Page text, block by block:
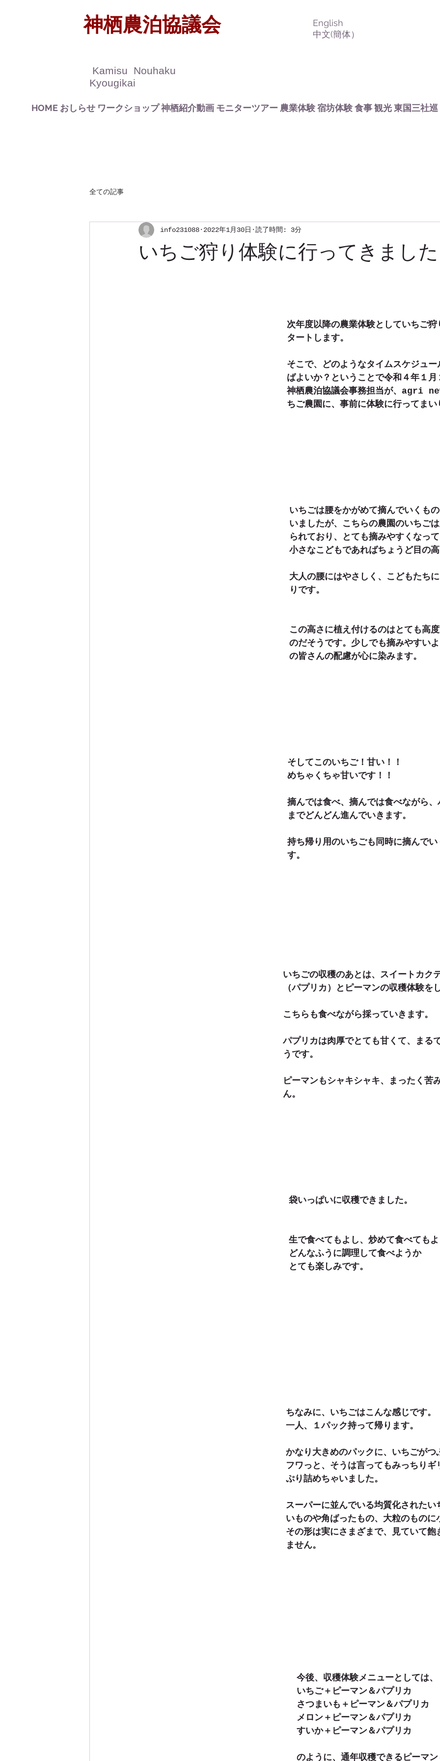
​神栖農泊協議会
English
​中文(簡体）
Kamisu Nouhaku
Kyougikai
HOME おしらせ ワークショップ神栖紹介動画 モニターツアー 農業体験宿坊体験食事観光東国三社巡
全ての記事
いちご狩り体験に行ってきまし
info231088 2022年1月30日 読了時間: 3分
次年度以降の農業体験としていちご
タートします。
そこで、どのようなタイムスケジュ
ばよいか？ということで令和４年１
神栖農泊協議会事務担当が、agri
ちご農園に、事前に体験に行ってまい
いちごは腰をかがめて摘んでいくも
いましたが、こちらの農園のいちご
られており、とても摘みやすくなっ
小さなこどもであればちょうど目の
大人の腰にはやさしく、こどもたち
りです。
この高さに植え付けるのはとても高
のだそうです。少しでも摘みやすい
の皆さんの配慮が心に染みます。
そしてこのいちご！甘い！！
めちゃくちゃ甘いです！！
摘んでは食べ、摘んでは食べながら
までどんどん進んでいきます。
持ち帰り用のいちごも同時に摘んで
す。
いちごの収穫のあとは、スイートカク
（パプリカ）とピーマンの収穫体験を
こちらも食べながら採っていきます。
パプリカは肉厚でとても甘くて、まる
うです。
ピーマンもシャキシャキ、まったく苦
ん。
袋いっぱいに収穫できました。
生で食べてもよし、炒めて食べても
どんなふうに調理して食べようか
とても楽しみです。
ちなみに、いちごはこんな感じです。
一人、１パック持って帰ります。
かなり大きめのパックに、いちごがつ
フワっと、そうは言ってもみっちりギ
ぷり詰めちゃいました。
スーパーに並んでいる均質化されたい
いものや角ばったもの、大粒のものに
その形は実にさまざまで、見ていて飽
ません。
今後、収穫体験メニューとしては、
いちご＋ピーマン＆パプリカ
さつまいも＋ピーマン＆パプリカ
メロン＋ピーマン＆パプリカ
すいか＋ピーマン＆パプリカ
のように、通年収穫できるピーマ